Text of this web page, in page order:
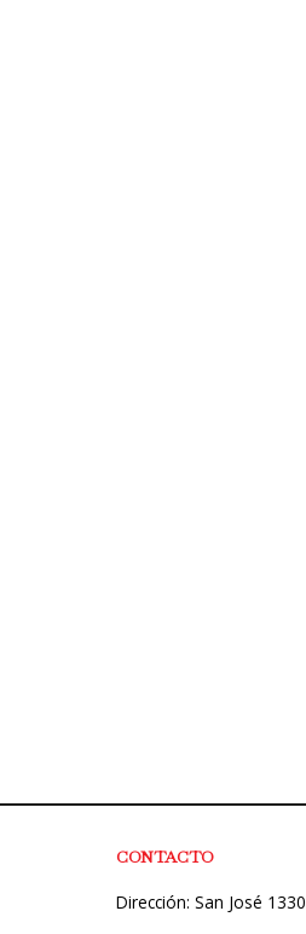
CONTACTO
Dirección: San José 1330